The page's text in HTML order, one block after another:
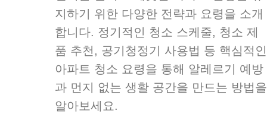
지하기 위한 다양한 전략과 요령을 소개
합니다. 정기적인 청소 스케줄, 청소 제
품 추천, 공기청정기 사용법 등 핵심적인
아파트 청소 요령을 통해 알레르기 예방
과 먼지 없는 생활 공간을 만드는 방법을
알아보세요.